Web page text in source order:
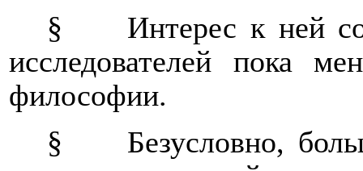
§
Интерес к ней
исследователей пока
философии.
§
Безусловно,